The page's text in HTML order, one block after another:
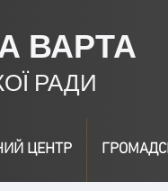
ВАРТА
РАДИ
ЦЕНТР